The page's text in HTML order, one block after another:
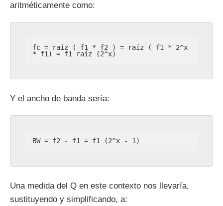
aritméticamente como:
fc = raíz ( f1 * f2 ) = raíz ( f1 * 2^x
* f1) = f1 raíz (2^x)
Y el ancho de banda sería:
BW = f2 - f1 = f1 (2^x - 1)
Una medida del Q en este contexto nos llevaría,
sustituyendo y simplificando, a: